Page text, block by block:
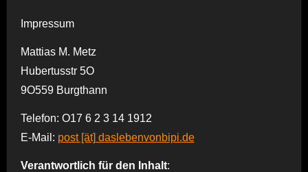
Impressum
Mattias M. Metz
Hubertusstr 5O
9O559 Burgthann
Telefon: O17 6 2 3 14 1912
E-Mail: post [ät] daslebenvonbipi.de
Verantwortlich für den Inhalt: